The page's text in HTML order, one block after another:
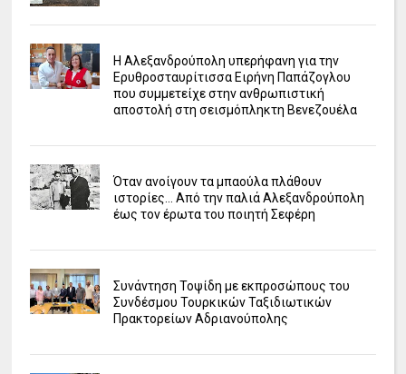
Η Αλεξανδρούπολη υπερήφανη για την
Ερυθροσταυρίτισσα Ειρήνη Παπάζογλου
που συμμετείχε στην ανθρωπιστική
αποστολή στη σεισμόπληκτη Βενεζουέλα
Όταν ανοίγουν τα μπαούλα πλάθουν
ιστορίες... Από την παλιά Αλεξανδρούπολη
έως τον έρωτα του ποιητή Σεφέρη
Συνάντηση Τοψίδη με εκπροσώπους του
Συνδέσμου Τουρκικών Ταξιδιωτικών
Πρακτορείων Αδριανούπολης